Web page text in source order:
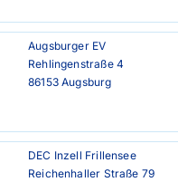
Augsburger EV
Rehlingenstraße 4
86153 Augsburg
DEC Inzell Frillensee
Reichenhaller Straße 79